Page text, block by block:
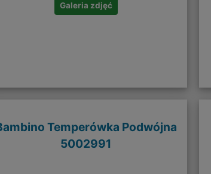
Galeria zdjęć
Temperówka Podwójna
5002991